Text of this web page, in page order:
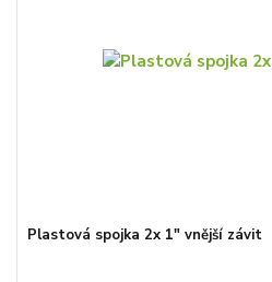
Plastová spojka 2x 1" vnější závit